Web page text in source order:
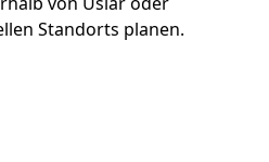
Standorts planen.